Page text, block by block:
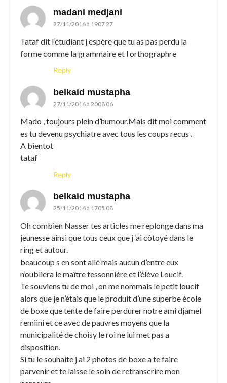
madani medjani
27/11/2016 à 1907 27
Tataf dit l’étudiant j espère que tu as pas perdu la
forme comme la grammaire et l orthographre
Reply
belkaid mustapha
27/11/2016 à 2008 06
Mado , toujours plein d’humour.Mais dit moi comment
es tu devenu psychiatre avec tous les coups recus .
A bientot
tataf
Reply
belkaid mustapha
25/11/2016 à 1705 08
Oh combien Nasser tes articles me replonge dans ma
jeunesse ainsi que tous ceux que j ‘ai côtoyé dans le
ring et autour.
beaucoup s en sont allé mais aucun d’entre eux
n’oubliera le maître tessonnière et l’élève Loucif.
Te souviens tu de moi , on me nommais le petit loucif
alors que je n’étais que le produit d’une superbe école
de boxe que tente de faire perdurer notre ami djamel
remiini et ce avec de pauvres moyens que la
municipalité de choisy le roi ne lui met pas a
disposition.
Si tu le souhaite j ai 2 photos de boxe a te faire
parvenir et te laisse le soin de retranscrire mon